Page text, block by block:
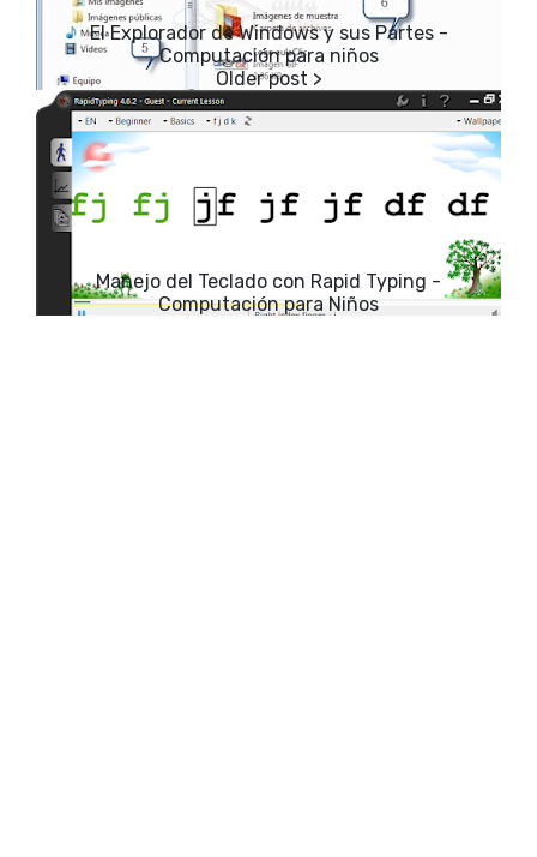
El Explorador de Windows y sus Partes -
Computación para niños
Manejo del Teclado con Rapid Typing -
Computación para Niños